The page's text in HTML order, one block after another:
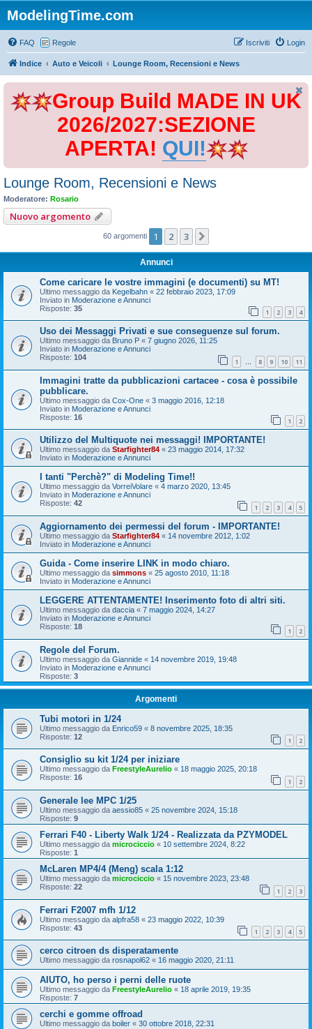
ModelingTime.com
FAQ Regole Login
Iscriviti
Indice Auto e Veicoli Lounge Room, Recensioni e News
Group Build MADE IN UK
2026/2027:SEZIONE
APERTA! QUI!
Lounge Room, Recensioni e News
Moderatore: Rosario
Nuovo argomento
60 argomenti 1 2 3
Annunci
Come caricare le vostre immagini (e documenti) su MT!
Ultimo messaggio da Kegelbahn « 22 febbraio 2023, 17:09
Inviato in Moderazione e Annunci
Risposte: 35 1 2 3 4
Uso dei Messaggi Privati e sue conseguenze sul forum.
Ultimo messaggio da Bruno P « 7 giugno 2026, 11:25
Inviato in Moderazione e Annunci
Risposte: 104 1 … 8 9 10 11
Immagini tratte da pubblicazioni cartacee - cosa è possibile
pubblicare.
Ultimo messaggio da Cox-One « 3 maggio 2016, 12:18
Inviato in Moderazione e Annunci
Risposte: 16 1 2
Utilizzo del Multiquote nei messaggi! IMPORTANTE!
Ultimo messaggio da Starfighter84 « 23 maggio 2014, 17:32
Inviato in Moderazione e Annunci
I tanti "Perchè?" di Modeling Time!!
Ultimo messaggio da VorreiVolare « 4 marzo 2020, 13:45
Inviato in Moderazione e Annunci
Risposte: 42 1 2 3 4 5
Aggiornamento dei permessi del forum - IMPORTANTE!
Ultimo messaggio da Starfighter84 « 14 novembre 2012, 1:02
Inviato in Moderazione e Annunci
Guida - Come inserire LINK in modo chiaro.
Ultimo messaggio da simmons « 25 agosto 2010, 11:18
Inviato in Moderazione e Annunci
LEGGERE ATTENTAMENTE! Inserimento foto di altri siti.
Ultimo messaggio da daccia « 7 maggio 2024, 14:27
Inviato in Moderazione e Annunci
Risposte: 18 1 2
Regole del Forum.
Ultimo messaggio da Giannide « 14 novembre 2019, 19:48
Inviato in Moderazione e Annunci
Risposte: 3
Argomenti
Tubi motori in 1/24
Ultimo messaggio da Enrico59 « 8 novembre 2025, 18:35
Risposte: 12 1 2
Consiglio su kit 1/24 per iniziare
Ultimo messaggio da FreestyleAurelio « 18 maggio 2025, 20:18
Risposte: 16 1 2
Generale lee MPC 1/25
Ultimo messaggio da aessio85 « 25 novembre 2024, 15:18
Risposte: 9
Ferrari F40 - Liberty Walk 1/24 - Realizzata da PZYMODEL
Ultimo messaggio da microciccio « 10 settembre 2024, 8:22
Risposte: 1
McLaren MP4/4 (Meng) scala 1:12
Ultimo messaggio da microciccio « 15 novembre 2023, 23:48
Risposte: 22 1 2 3
Ferrari F2007 mfh 1/12
Ultimo messaggio da alpfra58 « 23 maggio 2022, 10:39
Risposte: 43 1 2 3 4 5
cerco citroen ds disperatamente
Ultimo messaggio da rosnapol62 « 16 maggio 2020, 21:11
AIUTO, ho perso i perni delle ruote
Ultimo messaggio da FreestyleAurelio « 18 aprile 2019, 19:35
Risposte: 7
cerchi e gomme offroad
Ultimo messaggio da boiler « 30 ottobre 2018, 22:31